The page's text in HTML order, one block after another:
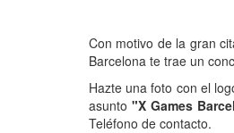
Con motivo de la gran
Barcelona te trae un
Hazte una foto con el
asunto "X Games
Teléfono de contacto.